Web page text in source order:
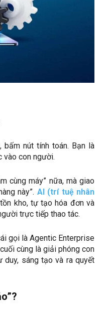
bấm nút tính toán. Bạn là
vào con người.
cùng máy” nữa, mà giao
này”. AI (trí tuệ nhân
kho, tự tạo hóa đơn và
trực tiếp thao tác.
gọi là Agentic Enterprise
cùng là giải phóng con
sáng tạo và ra quyết